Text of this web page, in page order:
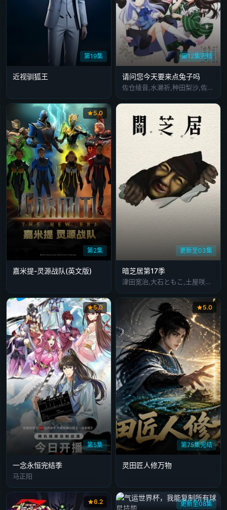
第19集
近视驯狐王
第12集完结
请问您今天要来点兔子吗
佐仓绫音,水濑祈,种田梨沙,佐藤聪美,内田真礼,德井青空,村川梨衣,早见沙织,清川元梦,速水奖
第2集
5.0
嘉米提-灵源战队​(英文版)
更新至03集
暗芝居第17季
津田宽治,大石ともこ,土屋咲登子,篠田谅,白川礼,新纳敏正,三宅美羽,中村朱里,山根馅,五郎丸莉菜,花谷聪亮,拓也,翔司
第5集
5.0
​一念永恒完结季
马正阳
第75集完结
5.0
灵田匠人修万物
6.2 更新至08集